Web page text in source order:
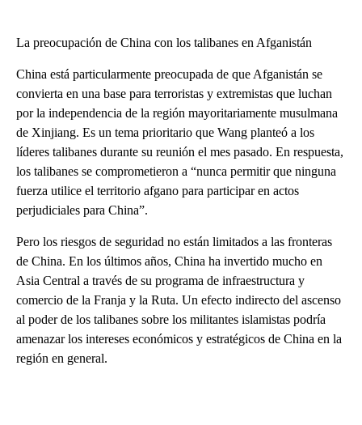
La preocupación de China con los talibanes en Afganistán
China está particularmente preocupada de que Afganistán se
convierta en una base para terroristas y extremistas que luchan
por la independencia de la región mayoritariamente musulmana
de Xinjiang. Es un tema prioritario que Wang planteó a los
líderes talibanes durante su reunión el mes pasado. En respuesta,
los talibanes se comprometieron a “nunca permitir que ninguna
fuerza utilice el territorio afgano para participar en actos
perjudiciales para China”.
Pero los riesgos de seguridad no están limitados a las fronteras
de China. En los últimos años, China ha invertido mucho en
Asia Central a través de su programa de infraestructura y
comercio de la Franja y la Ruta. Un efecto indirecto del ascenso
al poder de los talibanes sobre los militantes islamistas podría
amenazar los intereses económicos y estratégicos de China en la
región en general.